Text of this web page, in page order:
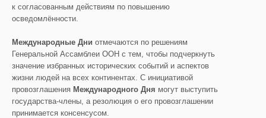
к согласованным действиям по повышению
осведомлённости.
Международные Дни отмечаются по решениям
Генеральной Ассамблеи ООН с тем, чтобы подчеркнуть
значение избранных исторических событий и аспектов
жизни людей на всех континентах. С инициативой
провозглашения Международного Дня могут выступить
государства-члены, а резолюция о его провозглашении
принимается консенсусом.